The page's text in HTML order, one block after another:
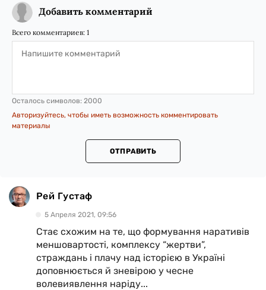
Добавить комментарий
Всего комментариев: 1
Осталось символов: 2000
Авторизуйтесь, чтобы иметь возможность комментировать
материалы
ОТПРАВИТЬ
Рей Густаф
5 Апреля 2021, 09:56
Стає схожим на те, що формування наративів
меншовартості, комплексу “жертви”,
страждань і плачу над історією в Україні
доповнюється й зневірою у чесне
волевиявлення наріду...